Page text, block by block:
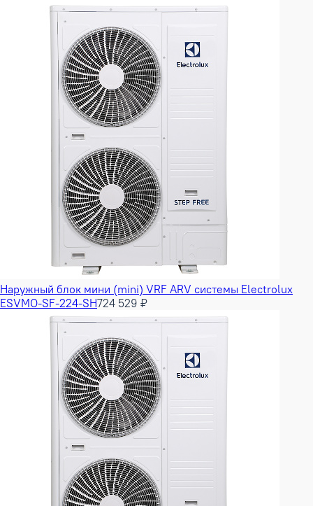
Наружный блок мини (mini) VRF ARV системы Electrolux
ESVMO-SF-224-SH724 529 ₽